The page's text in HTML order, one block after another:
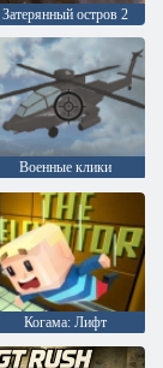
Затерянный остров 2
Военные клики
Когама: Лифт